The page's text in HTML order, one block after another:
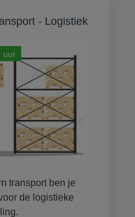
- Logistiek
uur
transport ben je
de logistieke